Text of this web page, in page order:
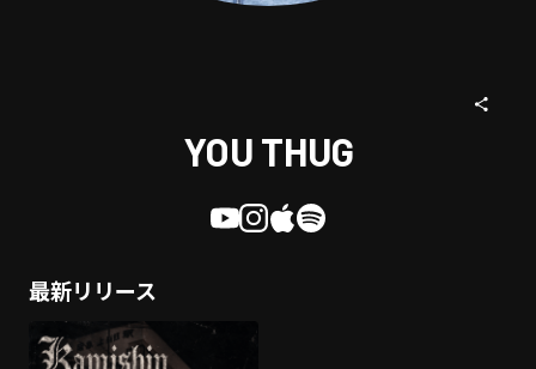
YOU THUG
最新リリース